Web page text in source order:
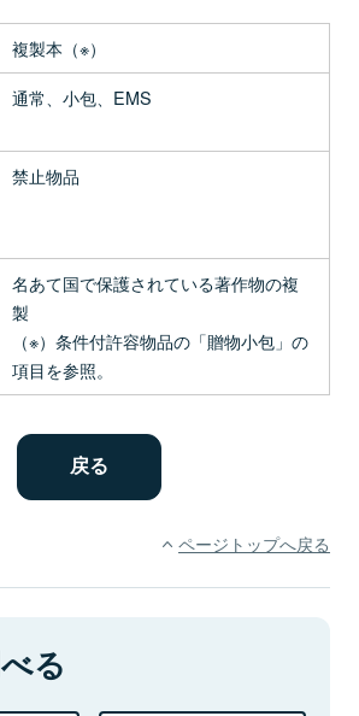
複製本（※）
通常、小包、EMS
禁止物品
名あて国で保護されている著作物の複
製
（※）条件付許容物品の「贈物小包」の
項目を参照。
ページトップへ戻る
る